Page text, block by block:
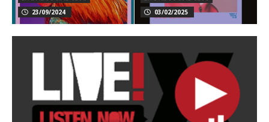
23/09/2024
03/02/2025